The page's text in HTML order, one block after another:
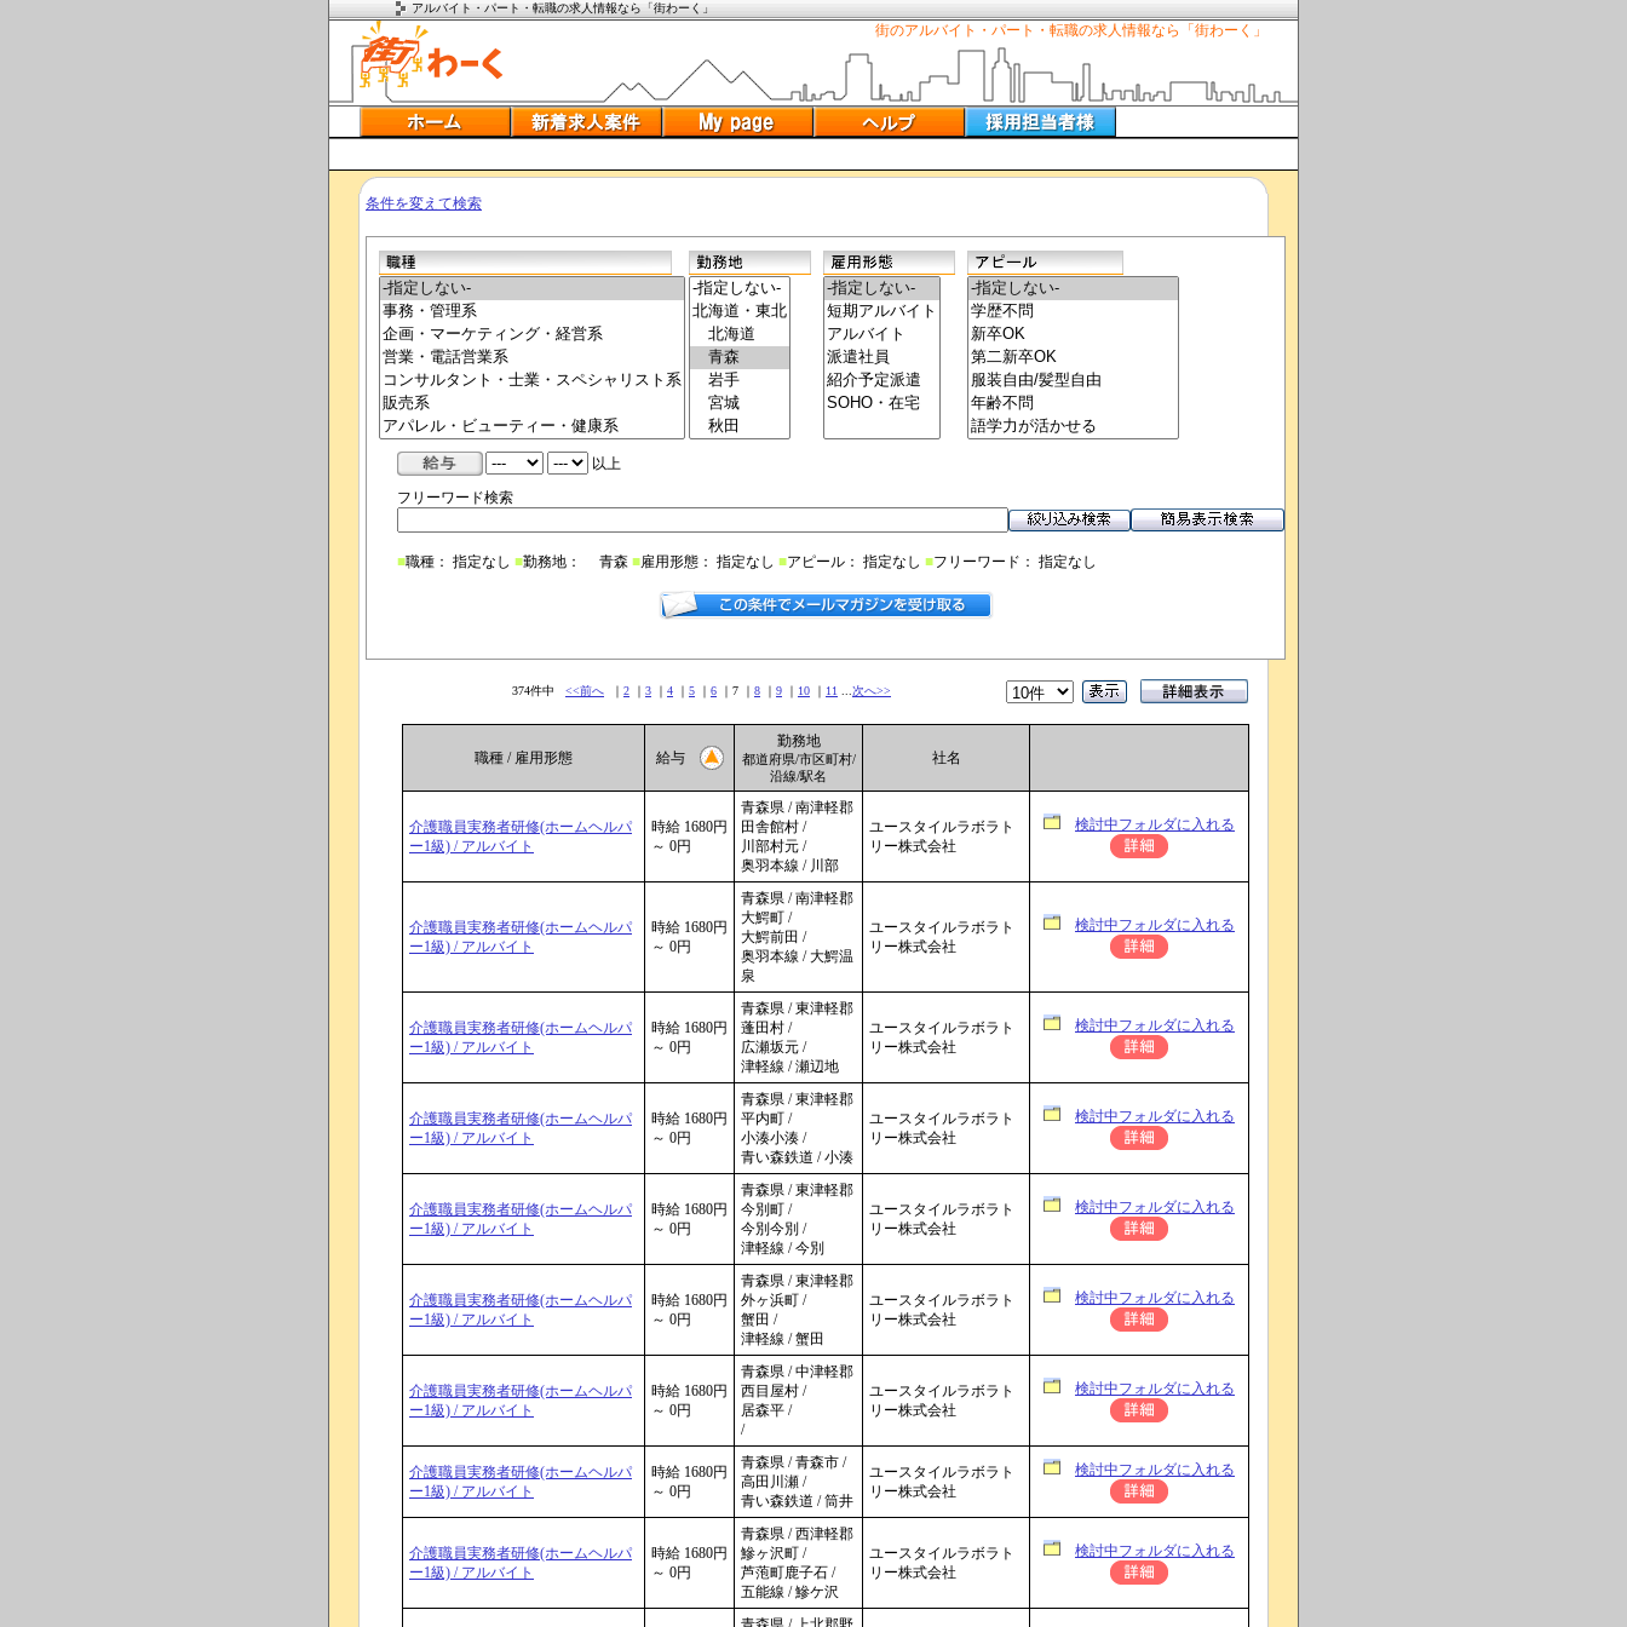
アルバイト・パート・転職の求人情報なら「街わーく」
街のアルバイト・パート・転職の求人情報なら「街わーく」
条件を変えて検索
以上
フリーワード検索
■職種： 指定なし ■勤務地： 青森 ■雇用形態： 指定なし ■アピール： 指定なし ■フリーワード： 指定なし
374件中 <<前へ ｜ 2 ｜ 3 ｜ 4 ｜ 5 ｜ 6 ｜7 ｜ 8 ｜ 9 ｜ 10 ｜ 11 次へ>>
職種 / 雇用形態 給与
勤務地
都道府県/市区町村/
沿線/駅名
社名
介護職員実務者研修(ホームヘルパ
ー1級) / アルバイト
時給 1680円
～ 0円
青森県 / 南津軽郡
田舎館村 /
川部村元 /
奥羽本線 / 川部
ユースタイルラボラト
リー株式会社
検討中フォルダに入れる
介護職員実務者研修(ホームヘルパ
ー1級) / アルバイト
時給 1680円
～ 0円
青森県 / 南津軽郡
大鰐町 /
大鰐前田 /
奥羽本線 / 大鰐温
泉
ユースタイルラボラト
リー株式会社
検討中フォルダに入れる
介護職員実務者研修(ホームヘルパ
ー1級) / アルバイト
時給 1680円
～ 0円
青森県 / 東津軽郡
蓬田村 /
広瀬坂元 /
津軽線 / 瀬辺地
ユースタイルラボラト
リー株式会社
検討中フォルダに入れる
介護職員実務者研修(ホームヘルパ
ー1級) / アルバイト
時給 1680円
～ 0円
青森県 / 東津軽郡
平内町 /
小湊小湊 /
青い森鉄道 / 小湊
ユースタイルラボラト
リー株式会社
検討中フォルダに入れる
介護職員実務者研修(ホームヘルパ
ー1級) / アルバイト
時給 1680円
～ 0円
青森県 / 東津軽郡
今別町 /
今別今別 /
津軽線 / 今別
ユースタイルラボラト
リー株式会社
検討中フォルダに入れる
介護職員実務者研修(ホームヘルパ
ー1級) / アルバイト
時給 1680円
～ 0円
青森県 / 東津軽郡
外ヶ浜町 /
蟹田 /
津軽線 / 蟹田
ユースタイルラボラト
リー株式会社
検討中フォルダに入れる
介護職員実務者研修(ホームヘルパ
ー1級) / アルバイト
時給 1680円
～ 0円
青森県 / 中津軽郡
西目屋村 /
居森平 /
/
ユースタイルラボラト
リー株式会社
検討中フォルダに入れる
介護職員実務者研修(ホームヘルパ
ー1級) / アルバイト
時給 1680円
～ 0円
青森県 / 青森市 /
高田川瀬 /
青い森鉄道 / 筒井
ユースタイルラボラト
リー株式会社
検討中フォルダに入れる
介護職員実務者研修(ホームヘルパ
ー1級) / アルバイト
時給 1680円
～ 0円
青森県 / 西津軽郡
鰺ヶ沢町 /
芦萢町鹿子石 /
五能線 / 鰺ケ沢
ユースタイルラボラト
リー株式会社
検討中フォルダに入れる